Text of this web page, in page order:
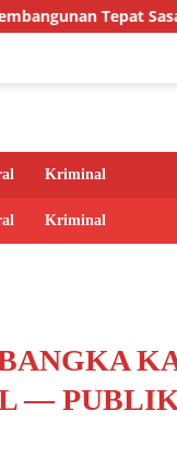
Sasaran, Babinsa
Kriminal
Kriminal
—